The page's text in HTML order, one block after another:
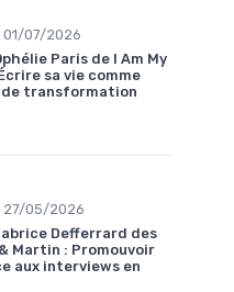
01/07/2026
Paris de I Am My
sa vie comme
transformation
27/05/2026
Defferrard des
Martin : Promouvoir
aux interviews en